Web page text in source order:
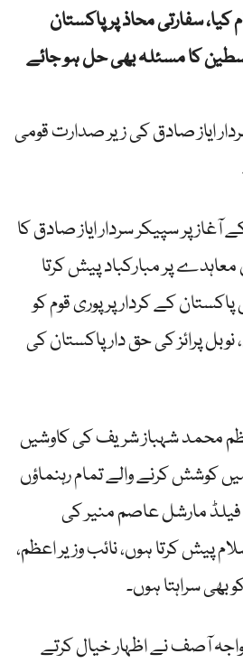
سفارتی محاذ پر پاکستان
کا مسئلہ بھی حل ہو جائے
ایاز صادق کی زیر صدارت قومی
پر سپیکر سردار ایاز صادق کا
معاہدے پر مبارکباد پیش کرتا
کے کردار پر پوری قوم کو
پرائز کی حق دار پاکستان کی
محمد شہباز شریف کی کاوشیں
کوشش کرنے والے تمام رہنماؤں
فیلڈ مارشل عاصم منیر کی
پیش کرتا ہوں، نائب وزیر اعظم،
بھی سراہتا ہوں۔
آصف نے اظہار خیال کرتے